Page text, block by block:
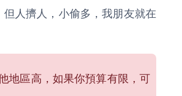
人擠人，小偷多，我朋友就在
地區高，如果你預算有限，可